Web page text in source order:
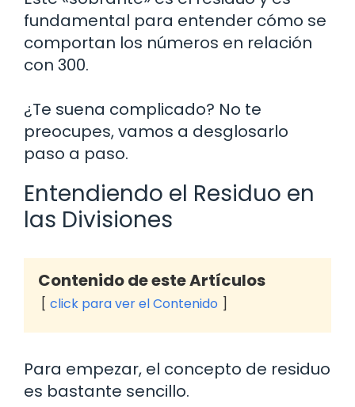
fundamental para entender cómo se
comportan los números en relación
con 300.
¿Te suena complicado? No te
preocupes, vamos a desglosarlo
paso a paso.
Entendiendo el Residuo en
las Divisiones
Contenido de este Artículos
click para ver el Contenido
Para empezar, el concepto de residuo
es bastante sencillo.